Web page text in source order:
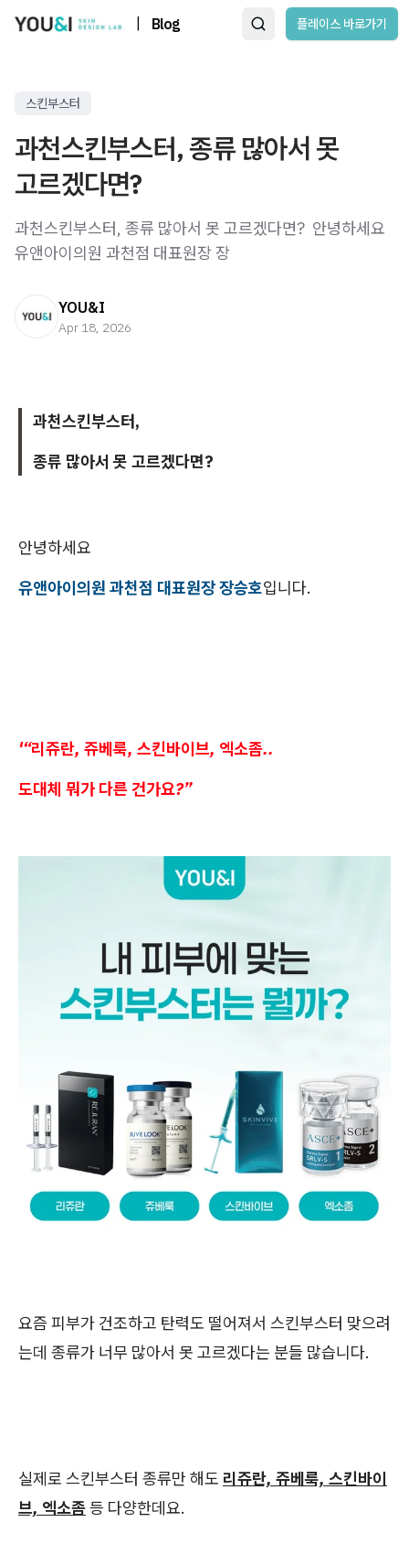
Blog 플레이스 바로가기
스킨부스터
과천스킨부스터, 종류 많아서 못
고르겠다면?
과천스킨부스터, 종류 많아서 못 고르겠다면? ​ 안녕하세요
유앤아이의원 과천점 대표원장 장
YOU&I
Apr 18, 2026
과천스킨부스터,
종류 많아서 못 고르겠다면?
안녕하세요
유앤아이의원 과천점 대표원장 장승호입니다.
'“리쥬란, 쥬베룩, 스킨바이브, 엑소좀..
도대체 뭐가 다른 건가요?”
요즘 피부가 건조하고 탄력도 떨어져서 스킨부스터 맞으려
는데 종류가 너무 많아서 못 고르겠다는 분들 많습니다.
실제로 스킨부스터 종류만 해도 리쥬란, 쥬베룩, 스킨바이
브, 엑소좀등 다양한데요.